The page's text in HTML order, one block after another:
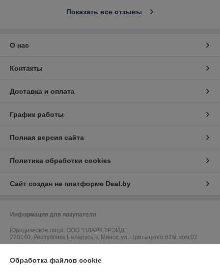
Показать все отзывы
О нас
Контакты
Доставка и оплата
График работы
Полная версия сайта
Политика обработки cookies
Сайт создан на платформе Deal.by
Информация для покупателя
Юридическое лицо: ООО "ПЛАРК ТРЭЙД"
220140, Республика Беларусь, г. Минск, ул. Притыцкого 62/в, ком.02
Обработка файлов cookie